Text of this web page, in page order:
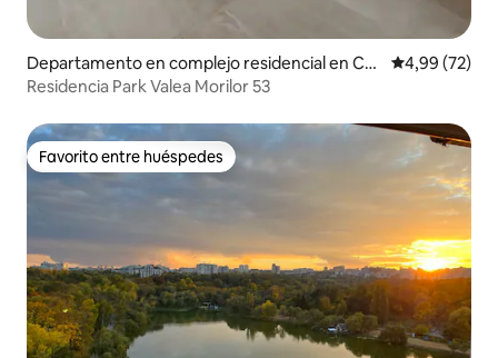
Departamento en complejo residencial en Chi
sináu
Calificación
4,99 (72)
Residencia Park Valea Morilor 53
Favorito entre huéspedes
Favorito entre huéspedes